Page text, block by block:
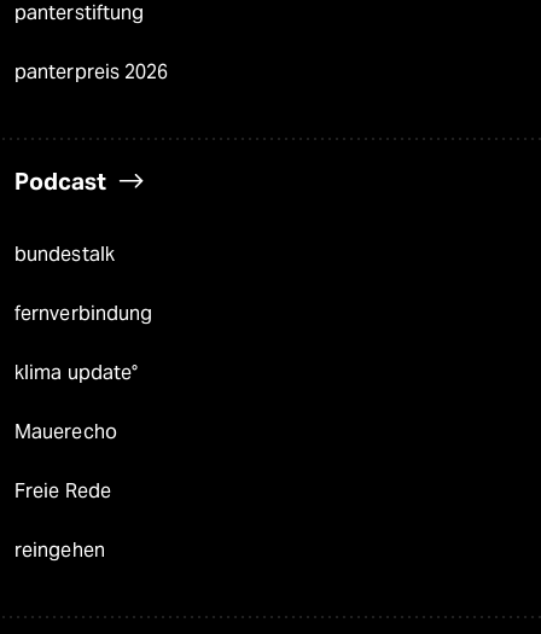
panterstiftung
panterpreis 2026
Podcast
bundestalk
fernverbindung
klima update°
Mauerecho
Freie Rede
reingehen